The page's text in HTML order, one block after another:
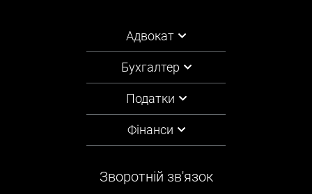
Адвокат
Бухгалтер
Податки
Фінанси
Зворотній зв'язок